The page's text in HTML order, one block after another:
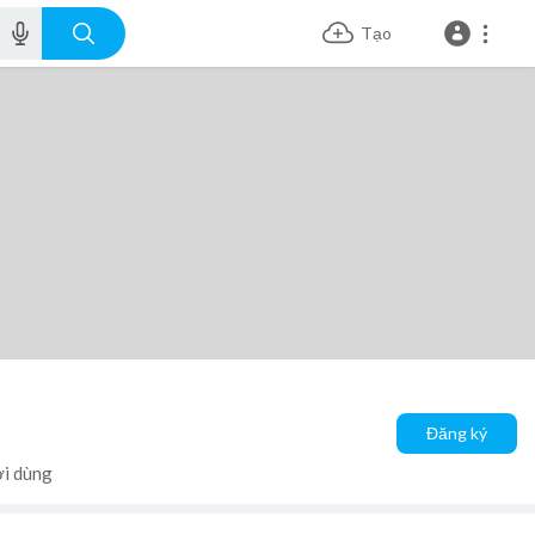
Tạo
Đăng ký
dùng